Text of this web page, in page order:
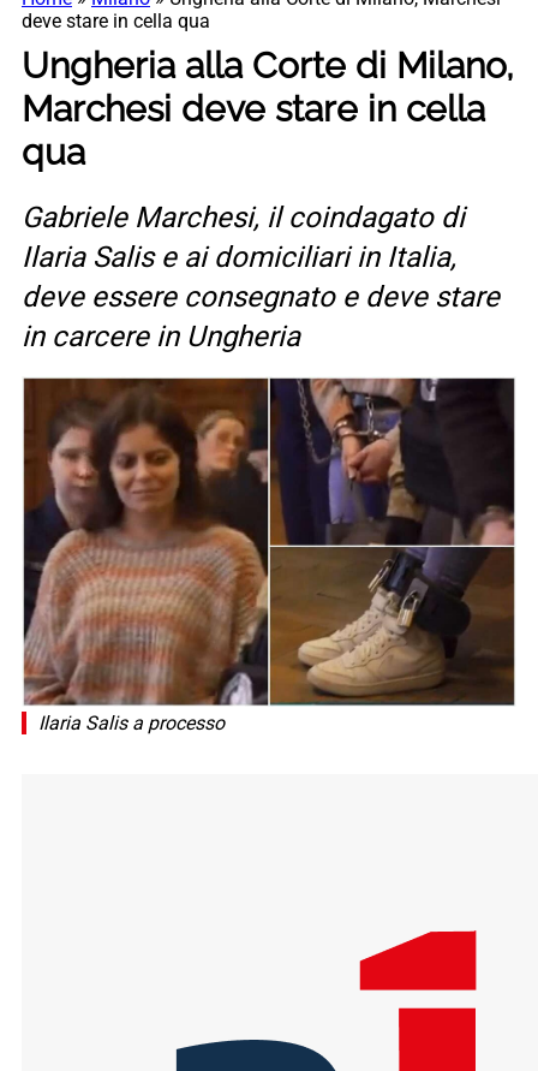
deve stare in cella qua
Ungheria alla Corte di Milano,
Marchesi deve stare in cella
qua
Gabriele Marchesi, il coindagato di
Ilaria Salis e ai domiciliari in Italia,
deve essere consegnato e deve stare
in carcere in Ungheria
Ilaria Salis a processo